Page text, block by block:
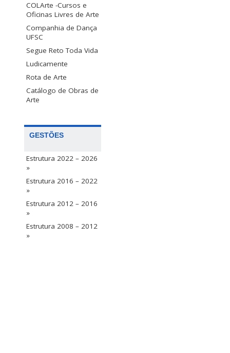
COLArte -Cursos e
Oficinas Livres de Arte
Companhia de Dança
UFSC
Segue Reto Toda Vida
Ludicamente
Rota de Arte
Catálogo de Obras de
Arte
GESTÕES
Estrutura 2022 – 2026
»
Estrutura 2016 – 2022
»
Estrutura 2012 – 2016
»
Estrutura 2008 – 2012
»